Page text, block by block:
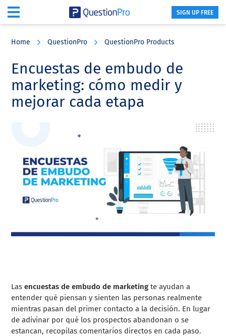
content
sidebar
SIGN UP FREE
Home QuestionPro QuestionPro Products
Encuestas de embudo de
marketing: cómo medir y
mejorar cada etapa
Lasencuestas de embudo de marketing te ayudan a
entender qué piensan y sienten las personas realmente
mientras pasan del primer contacto a la decisión. En lugar
de adivinar por qué los prospectos abandonan o se
estancan, recopilas comentarios directos en cada paso.